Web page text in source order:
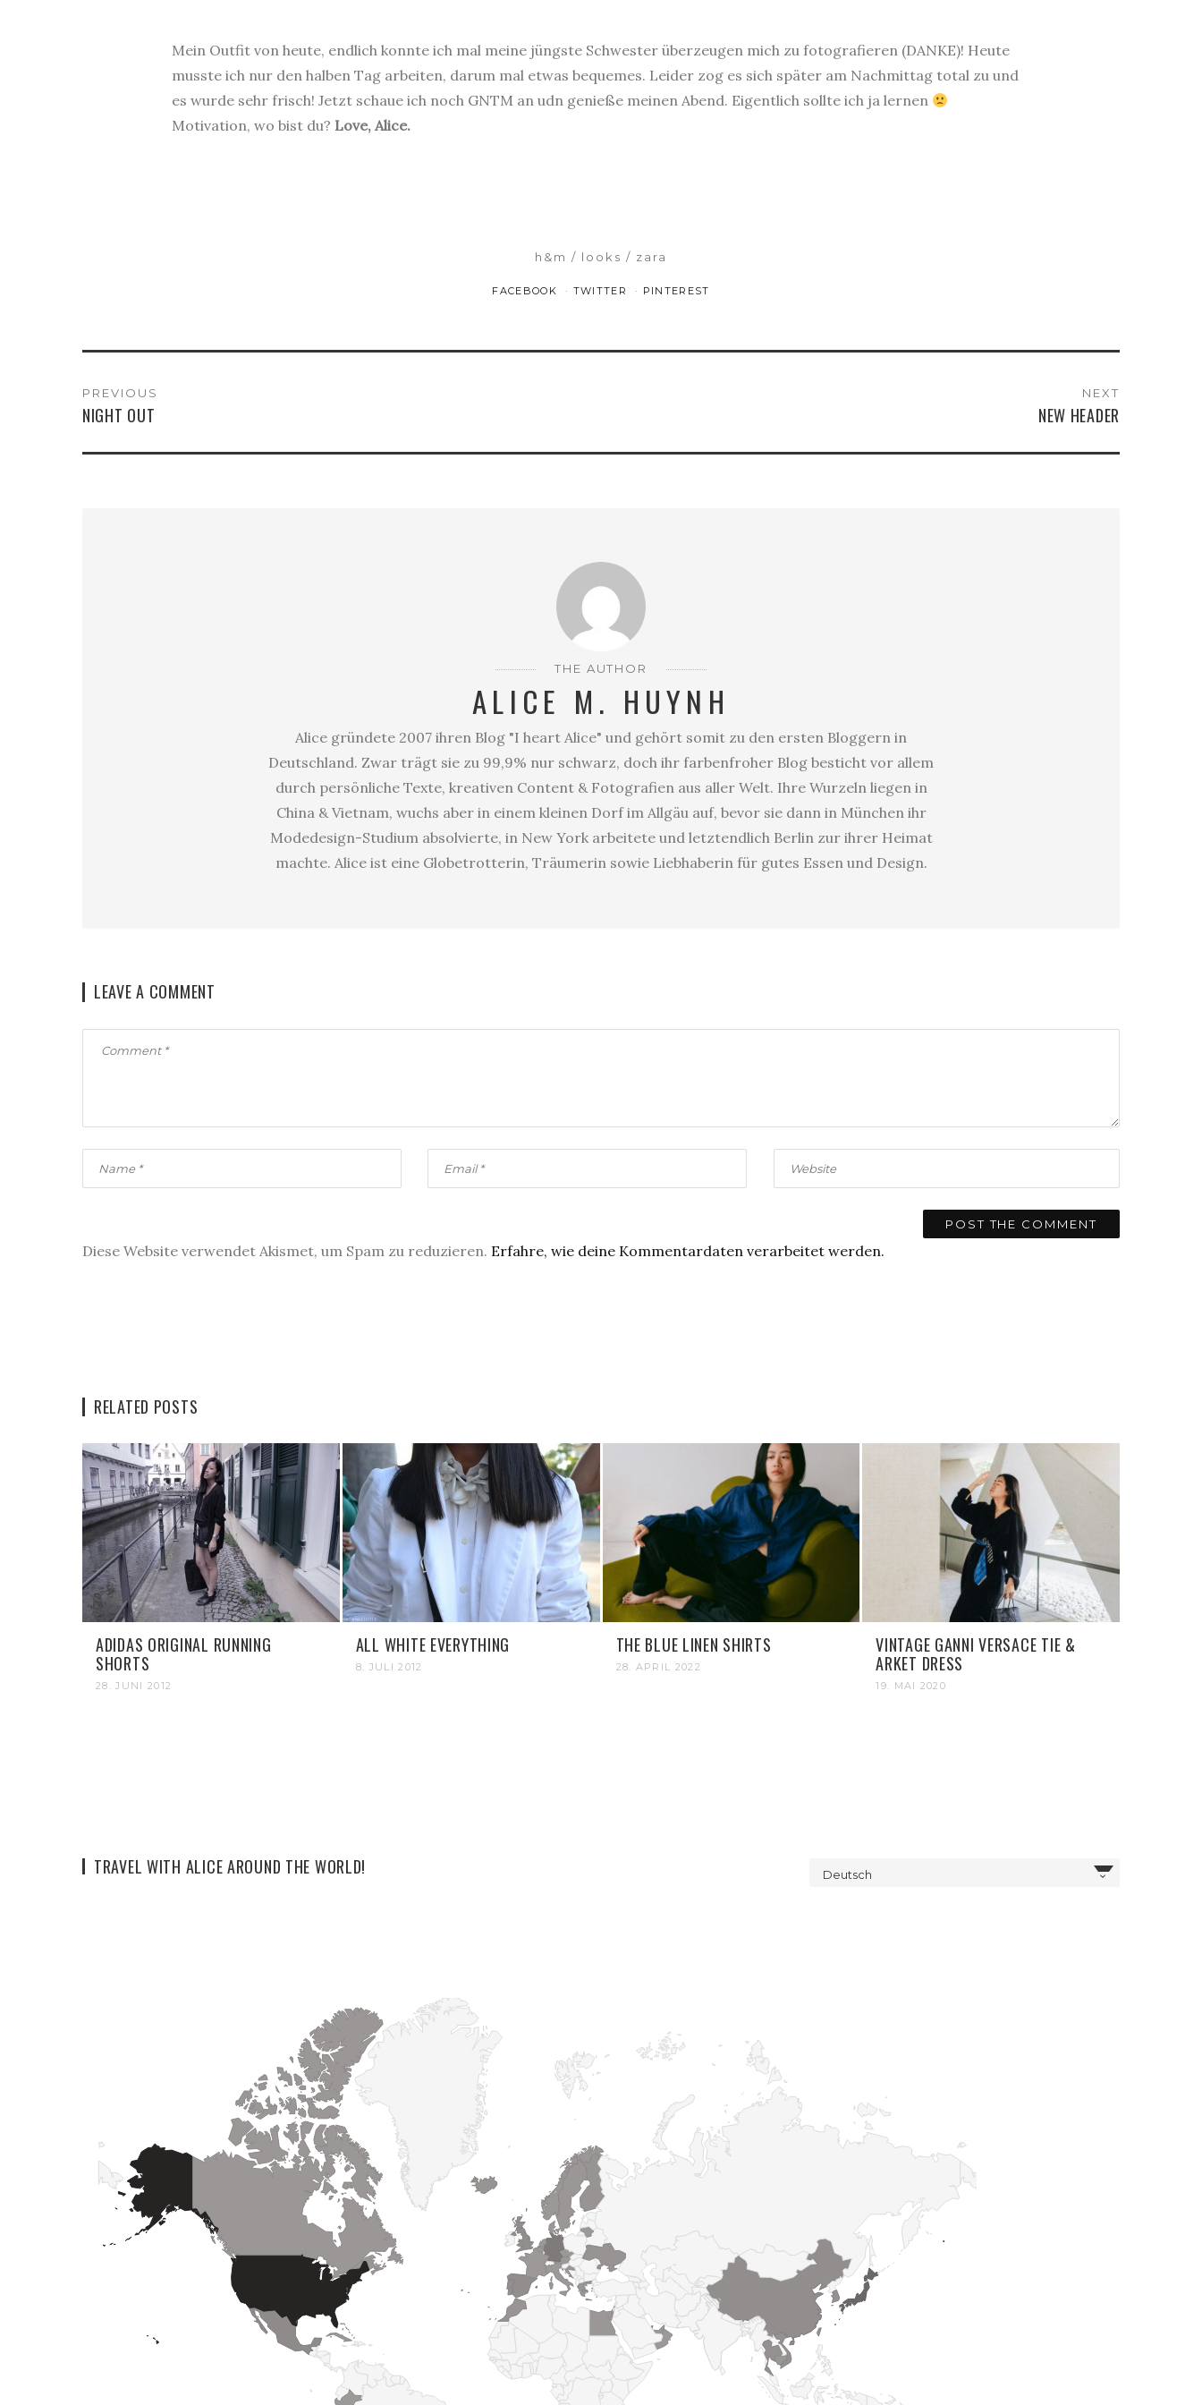
Mein Outfit von heute, endlich konnte ich mal meine jüngste Schwester überzeugen mich zu fotografieren (DANKE)! Heute
musste ich nur den halben Tag arbeiten, darum mal etwas bequemes. Leider zog es sich später am Nachmittag total zu und
es wurde sehr frisch! Jetzt schaue ich noch GNTM an udn genieße meinen Abend. Eigentlich sollte ich ja lernen
Motivation, wo bist du? Love, Alice.
h&m looks zara
FACEBOOK TWITTER PINTEREST
PREVIOUS
NIGHT OUT
NEXT
NEW HEADER
THE AUTHOR
ALICE M. HUYNH
Alice gründete 2007 ihren Blog "I heart Alice" und gehört somit zu den ersten Bloggern in
Deutschland. Zwar trägt sie zu 99,9% nur schwarz, doch ihr farbenfroher Blog besticht vor allem
durch persönliche Texte, kreativen Content & Fotografien aus aller Welt. Ihre Wurzeln liegen in
China & Vietnam, wuchs aber in einem kleinen Dorf im Allgäu auf, bevor sie dann in München ihr
Modedesign-Studium absolvierte, in New York arbeitete und letztendlich Berlin zur ihrer Heimat
machte. Alice ist eine Globetrotterin, Träumerin sowie Liebhaberin für gutes Essen und Design.
LEAVE A COMMENT
Diese Website verwendet Akismet, um Spam zu reduzieren. Erfahre, wie deine Kommentardaten verarbeitet werden.
RELATED POSTS
ADIDAS ORIGINAL RUNNING
SHORTS
28. JUNI 2012
ALL WHITE EVERYTHING
8. JULI 2012
THE BLUE LINEN SHIRTS
28. APRIL 2022
VINTAGE GANNI VERSACE TIE &
ARKET DRESS
19. MAI 2020
TRAVEL WITH ALICE AROUND THE WORLD! Deutsch